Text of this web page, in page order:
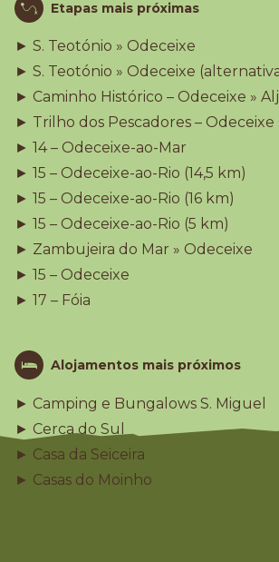
Etapas mais próximas
► S. Teotónio » Odeceixe
► S. Teotónio » Odeceixe
► Caminho Histórico – Odeceixe »
► Trilho dos Pescadores – Odeceixe
► 14 – Odeceixe-ao-Mar
► 15 – Odeceixe-ao-Rio (14,5 km)
► 15 – Odeceixe-ao-Rio (16 km)
► 15 – Odeceixe-ao-Rio (5 km)
► Zambujeira do Mar » Odeceixe
► 15 – Odeceixe
► 17 – Fóia
Alojamentos mais próximos
► Camping e Bungalows S. Miguel
► Cerca do Sul
► Casa da Seiceira
► Casas do Moinho